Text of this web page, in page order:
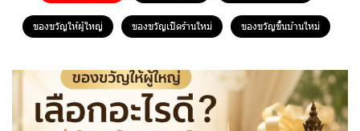
ของขวัญให้ผู้ใหญ่ ของขวัญเปิดร้านใหม่ ของขวัญขึ้นบ้านใหม่